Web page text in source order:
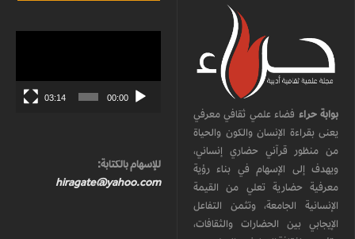
بوابة حراء فضاء علمي ثقافي معرفي
يعنى بقراءة الإنسان والكون والحياة
من منظور قرآني حضاري إنساني،
ويهدف إلى الإسهام في بناء رؤية
معرفية حضارية تعلي من القيمة
الإنسانية الجامعة، وتثمن التفاعل
الإيجابي بين الحضارات والثقافات،
00:00
03:14
للإسهام بالكتابة:
hiragate@yahoo.com